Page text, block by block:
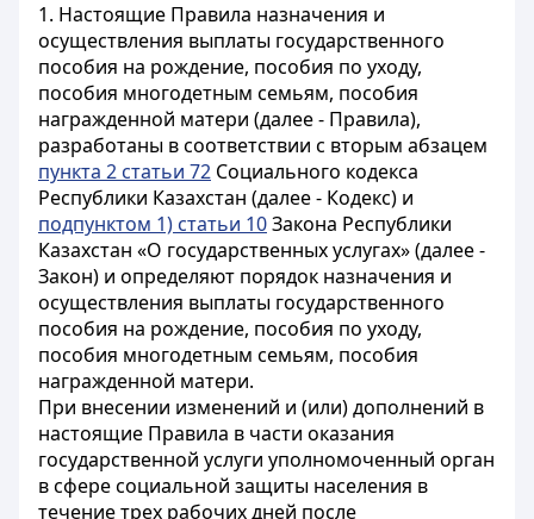
1. Настоящие Правила назначения и
осуществления выплаты государственного
пособия на рождение, пособия по уходу,
пособия многодетным семьям, пособия
награжденной матери (далее - Правила),
разработаны в соответствии с вторым абзацем
пункта 2 статьи 72 Социального кодекса
Республики Казахстан (далее - Кодекс) и
подпунктом 1) статьи 10Закона Республики
Казахстан «О государственных услугах» (далее -
Закон) и определяют порядок назначения и
осуществления выплаты государственного
пособия на рождение, пособия по уходу,
пособия многодетным семьям, пособия
награжденной матери.
При внесении изменений и (или) дополнений в
настоящие Правила в части оказания
государственной услуги уполномоченный орган
в сфере социальной защиты населения в
течение трех рабочих дней после